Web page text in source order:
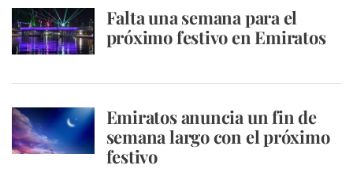
Falta una semana para el
próximo festivo en Emiratos
Emiratos anuncia un fin de
semana largo con el próximo
festivo